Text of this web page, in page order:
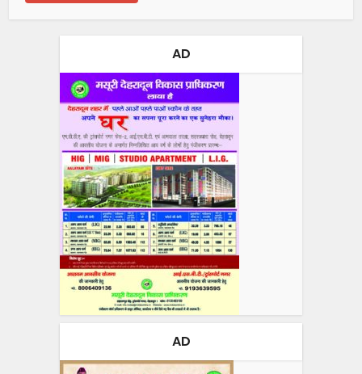
AD
AD